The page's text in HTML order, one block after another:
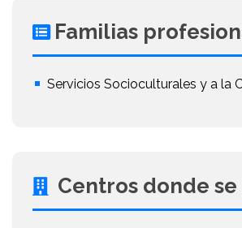
Familias
Servicios Socioculturales y a la
Centros donde